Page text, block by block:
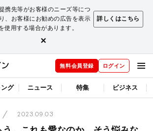
携先等がお客様のニーズ等につ
、お客様にお勧めの広告を表示
用する場合があります。
詳しくはこちら
×
無料会員登録 ログイン
グ ニュース 特集 ビジネス
2023.09.03